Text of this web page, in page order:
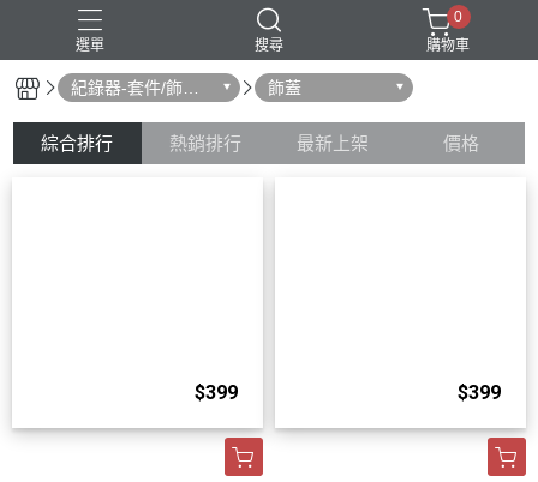
選單 搜尋
霧燈
0
購物車
紀錄器-套件/飾蓋/
支架/配件
飾蓋
綜合排行 熱銷排行 最新上架 價格
$399 $399